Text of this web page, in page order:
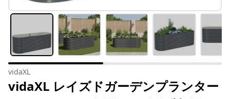
vidaXL
vidaXL レイズドガーデンプランター